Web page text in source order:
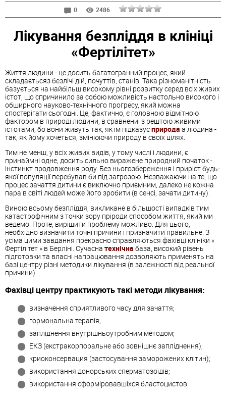
0
2486
Лікування безпліддя в клініці
«Фертілітет»
Життя людини - це досить багатогранний процес, який
складаєтьсяз безлічі дій, почуттів, станів. Така різноманітність
базується на найбільш високому рівні розвитку серед всіх живих
істот, що спричинило за собою можливість настольно високого і
обширного науково-технічного прогресу, який можна
спостерігати сьогодні. Це, фактично, є головною відмітною
фактором в природі людини, в сравнениі з рештою живими
істотами, бо вони живуть так, як їм підказуєприрода а людина -
так, як йому хочеться, змінюючи природу в своїх цілях.
Тим не менш, у всіх живих видів, у тому числі і людини, є
принаймні одне, досить сильно виражене природний початок -
інстинкт продовження роду. Без ньогозбереження і приріст будь-
якої популяції перебував би під загрозою. Незважаючи на те, що
процес зачаття дитини є виключно приємним, далеко не кожна
пара в світі людей може його зробити (в сенсі, зачати дитину).
Виною всьому безпліддя, викликане в більшості випадків тим
катастрофічним з точки зору пріроди способом життя, який ми
ведемо. Проте, вирішити проблему можливо. Для цього,
необхідно визначити точні причини і призначити правильне. З
усіма цими завдання прекрасно справляються фахівці клініки «
Фертілітет » в Берліні. Сучасна технічна база, високий рівень
підготовки та власні напрацювання дозволяють применять на
базі центру різні методики лікування (в залежності від реальної
причини).
Фахівці центру практикують такі методи лікування:
визначення сприятливого часу для зачаття;
гормональна терапія;
запліднення внутрішньоутробним методом;
ЕКЗ (екстракорпоральне або зовнішнє запліднення);
криоконсервация (застосування заморожених клітин);
використання донорських сперматозоїдів;
використання сформіровавшіхся бластоцистов.